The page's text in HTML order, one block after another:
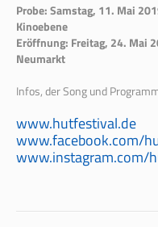
Probe: Samstag, 11. Mai
Kinoebene
Eröffnung: Freitag, 24. Mai
Neumarkt
Infos, der Song und
www.hutfestival.de
www.facebook.com/
www.instagram.com/